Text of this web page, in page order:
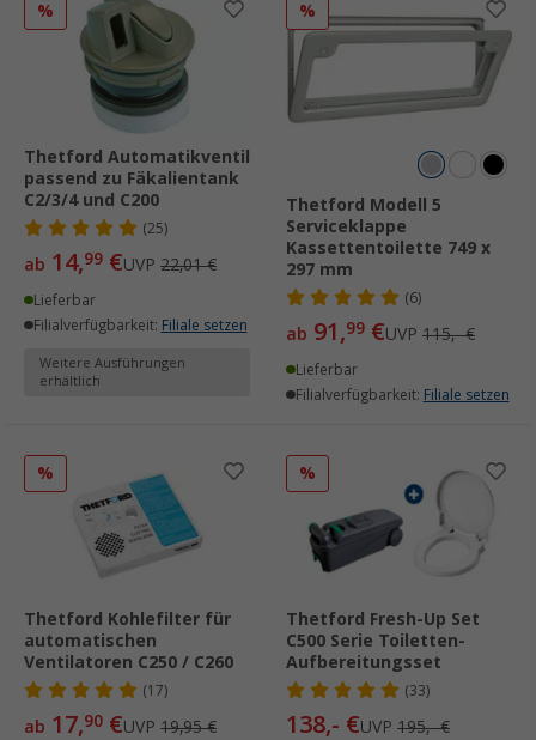
%
Thetford Automatikventil
passend zu Fäkalientank
C2/3/4 und C200
(25)
ab 14,99 €UVP 22,01 €
Lieferbar
Filialverfügbarkeit: Filiale setzen
Weitere Ausführungen
erhältlich
%
Thetford Modell 5
Serviceklappe
Kassettentoilette 749 x
297 mm
(6)
ab 91,99 €UVP 115,- €
Lieferbar
Filialverfügbarkeit: Filiale setzen
%
Thetford Kohlefilter für
automatischen
Ventilatoren C250 / C260
(17)
ab 17,90 €UVP 19,95 €
%
Thetford Fresh-Up Set
C500 Serie Toiletten-
Aufbereitungsset
(33)
138,- €UVP 195,- €